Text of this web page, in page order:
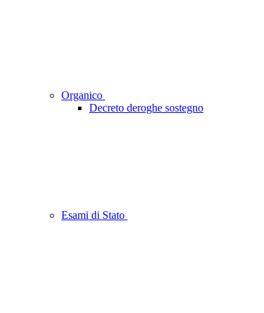
Organico
Decreto deroghe sostegno
Esami di Stato